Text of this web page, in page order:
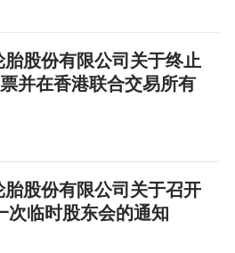
胎股份有限公司关于终止
并在香港联合交易所有
公告
胎股份有限公司关于召开
次临时股东会的通知